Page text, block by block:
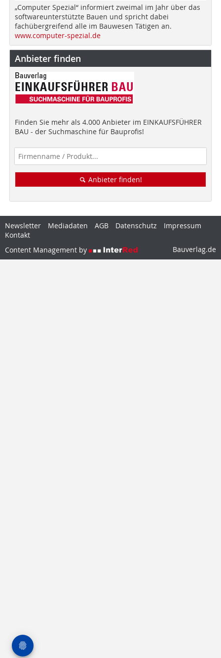
„Computer Spezial“ informiert zweimal im Jahr über das
softwareunterstützte Bauen und spricht dabei
fachübergreifend alle im Bauwesen Tätigen an.
www.computer-spezial.de
Anbieter finden
Finden Sie mehr als 4.000 Anbieter im EINKAUFSFÜHRER
BAU - der Suchmaschine für Bauprofis!
Anbieter finden!
Newsletter Mediadaten AGB Datenschutz
Impressum
Kontakt
Content Management by
Bauverlag.de